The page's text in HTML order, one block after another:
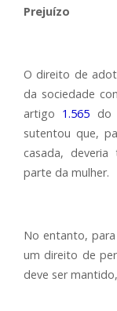
Prejuízo
O direito de
da sociedade
artigo 1.565 do
sutentou que,
casada,
parte da mulher.
No entanto,
um direito de
deve ser